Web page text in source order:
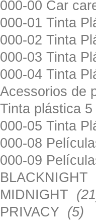
000-00 Car
000-01 Tinta
000-02 Tinta
000-03 Tinta
000-04 Tinta
Acessorios de
Tinta plástica
000-05 Tinta
000-08
000-09
BLACKNIGHT
MIDNIGHT
PRIVACY (5)